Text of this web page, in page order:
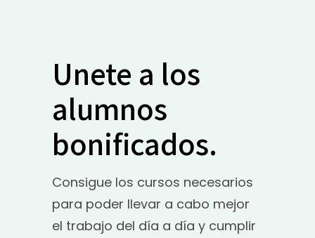
Unete a los
alumnos
bonificados.
Consigue los cursos necesarios
para poder llevar a cabo mejor
el trabajo del día a día y cumplir